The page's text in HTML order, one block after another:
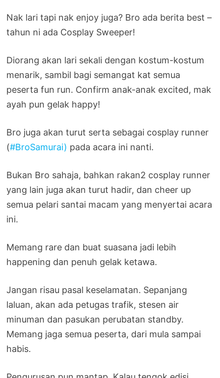
Nak lari tapi nak enjoy juga? Bro ada berita best –
tahun ni ada Cosplay Sweeper!
Diorang akan lari sekali dengan kostum-kostum
menarik, sambil bagi semangat kat semua
peserta fun run. Confirm anak-anak excited, mak
ayah pun gelak happy!
Bro juga akan turut serta sebagai cosplay runner
(#BroSamurai) pada acara ini nanti.
Bukan Bro sahaja, bahkan rakan2 cosplay runner
yang lain juga akan turut hadir, dan cheer up
semua pelari santai macam yang menyertai acara
ini.
Memang rare dan buat suasana jadi lebih
happening dan penuh gelak ketawa.
Jangan risau pasal keselamatan. Sepanjang
laluan, akan ada petugas trafik, stesen air
minuman dan pasukan perubatan standby.
Memang jaga semua peserta, dari mula sampai
habis.